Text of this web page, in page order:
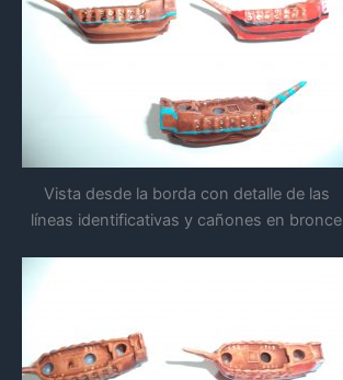
Vista desde la borda con detalle de las
líneas identificativas y cañones en bronce